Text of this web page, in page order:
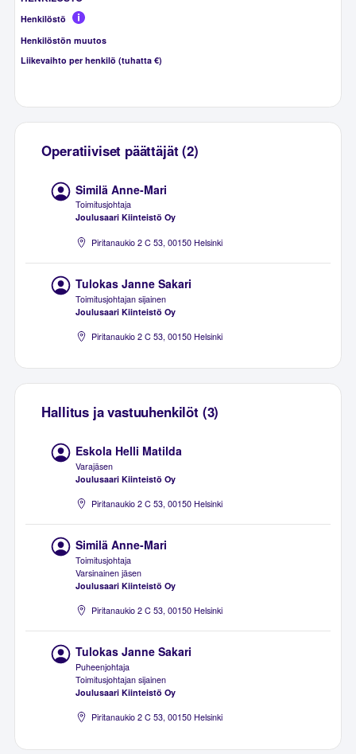
Henkilöstö
Henkilöstön muutos
Liikevaihto per henkilö (tuhatta €)
Operatiiviset päättäjät (2)
Similä Anne-Mari
Toimitusjohtaja
Joulusaari Kiinteistö Oy
Piritanaukio 2 C 53, 00150 Helsinki
Tulokas Janne Sakari
Toimitusjohtajan sijainen
Joulusaari Kiinteistö Oy
Piritanaukio 2 C 53, 00150 Helsinki
Hallitus ja vastuuhenkilöt (3)
Eskola Helli Matilda
Varajäsen
Joulusaari Kiinteistö Oy
Piritanaukio 2 C 53, 00150 Helsinki
Similä Anne-Mari
Toimitusjohtaja
Varsinainen jäsen
Joulusaari Kiinteistö Oy
Piritanaukio 2 C 53, 00150 Helsinki
Tulokas Janne Sakari
Puheenjohtaja
Toimitusjohtajan sijainen
Joulusaari Kiinteistö Oy
Piritanaukio 2 C 53, 00150 Helsinki